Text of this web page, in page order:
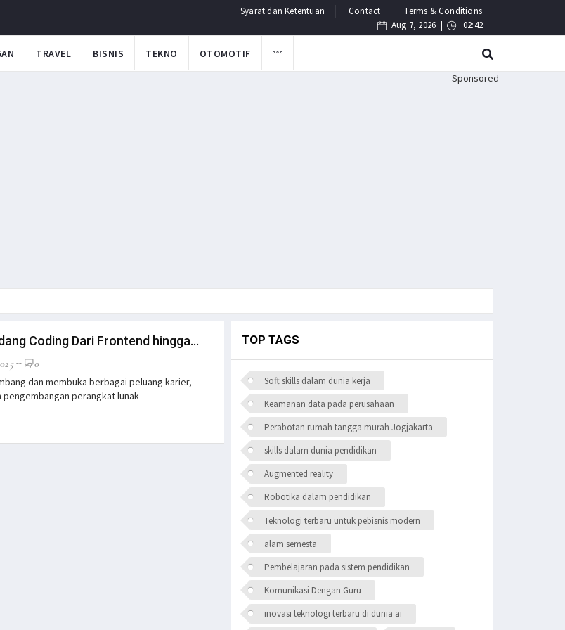
Syarat dan Ketentuan Contact
Terms & Conditions
Aug 7, 2026 |
02:42
TRAVEL BISNIS TEKNO
OTOMOTIF
Sponsored
Coding Dari Frontend hingga...
0
dan membuka berbagai peluang karier,
perangkat lunak
TOP TAGS
Soft skills dalam dunia kerja
Keamanan data pada perusahaan
Perabotan rumah tangga murah Jogjakarta
skills dalam dunia pendidikan
Augmented reality
Robotika dalam pendidikan
Teknologi terbaru untuk pebisnis modern
alam semesta
Pembelajaran pada sistem pendidikan
Komunikasi Dengan Guru
inovasi teknologi terbaru di dunia ai